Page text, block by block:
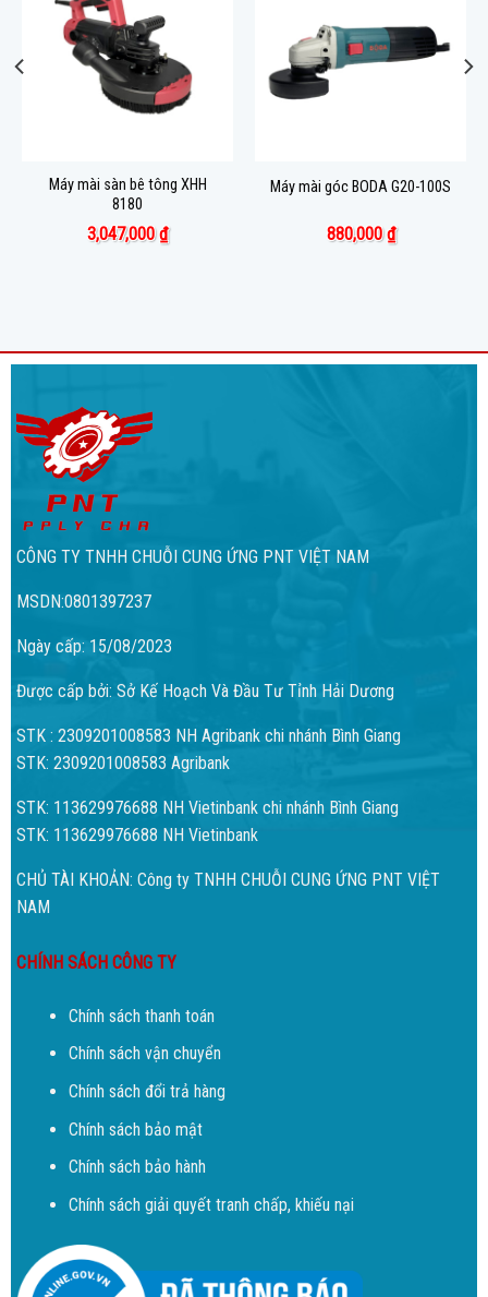
Máy mài sàn bê tông XHH
8180
3,047,000₫
Máy mài góc BODA G20-100S
880,000₫
CÔNG TY TNHH CHUỖI CUNG ỨNG PNT VIỆT NAM
MSDN:0801397237
Ngày cấp: 15/08/2023
Được cấp bởi: Sở Kế Hoạch Và Đầu Tư Tỉnh Hải Dương
STK : 2309201008583 NH Agribank chi nhánh Bình Giang
STK: 2309201008583 Agribank
STK: 113629976688 NH Vietinbank chi nhánh Bình Giang
STK: 113629976688 NH Vietinbank
CHỦ TÀI KHOẢN: Công ty TNHH CHUỖI CUNG ỨNG PNT VIỆT
NAM
CHÍNH SÁCH CÔNG TY
Chính sách thanh toán
Chính sách vận chuyển
Chính sách đổi trả hàng
Chính sách bảo mật
Chính sách bảo hành
Chính sách giải quyết tranh chấp, khiếu nại